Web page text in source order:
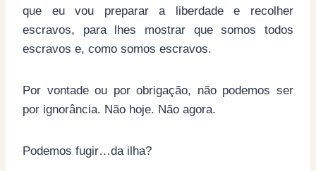
que eu vou preparar a liberdade e recolher
escravos, para lhes mostrar que somos todos
escravos e, como somos escravos.
Por vontade ou por obrigação, não podemos ser
por ignorância. Não hoje. Não agora.
Podemos fugir…da ilha?